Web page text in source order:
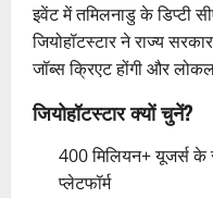
इवेंट में तमिलनाडु के डिप्टी
जियोहॉटस्टार ने राज्य
जॉब्स क्रिएट होंगी और लोकल
जियोहॉटस्टार क्यों चुनें?
400 मिलियन+ यूजर्स के
प्लेटफॉर्म